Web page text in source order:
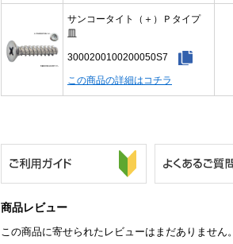
サンコータイト（＋）Ｐタイプ
皿
3000200100200050S7
この商品の詳細はコチラ
商品レビュー
この商品に寄せられたレビューはまだありません。